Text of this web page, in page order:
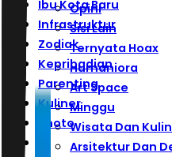
Ibu Kota Baru
Infrastruktur
Zodiak
Kepribadian
Parenting
Kuliner
Photo
Opini
Sisi Lain
Ternyata Hoax
Humaniora
Art Space
Minggu
Wisata Dan
Arsitektur Dan